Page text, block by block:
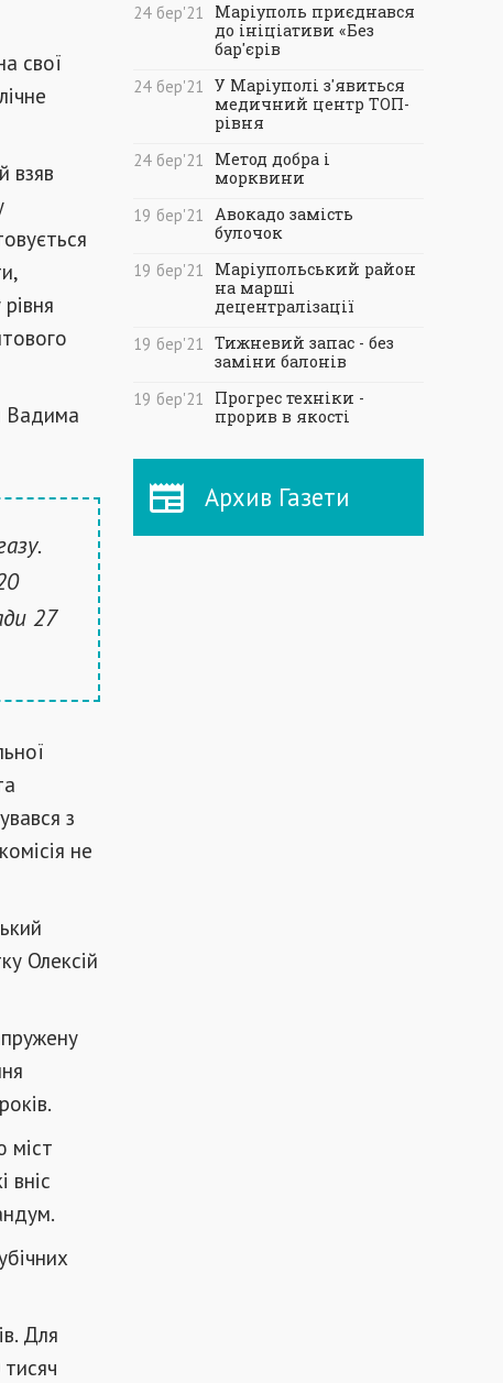
свої
взяв
Вадима
27
з
не
Олексій
міст
вніс
Для
24 бер'21
Маріуполь приєднався
до ініціативи «Без
бар'єрів
24 бер'21 У Маріуполі з'явиться
медичний центр ТОП-
рівня
24 бер'21
Метод добра і
морквини
19 бер'21 Авокадо замість
булочок
19 бер'21
Маріупольський район
на марші
децентралізації
19 бер'21 Тижневий запас - без
заміни балонів
19 бер'21
Прогрес техніки -
прорив в якості
Архив Газети